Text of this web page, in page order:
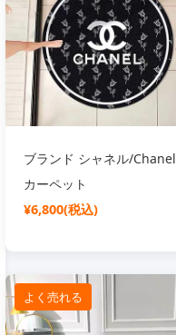
ブランド シャネル/Chanel
カーペット
¥6,800(税込)
よく売れる